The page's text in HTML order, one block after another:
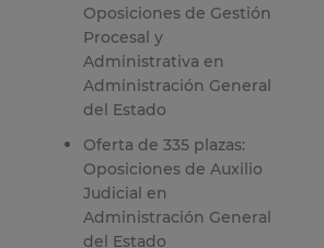
Oposiciones de Gestión
Procesal y
Administrativa en
Administración General
del Estado
Oferta de 335 plazas:
Oposiciones de Auxilio
Judicial en
Administración General
del Estado